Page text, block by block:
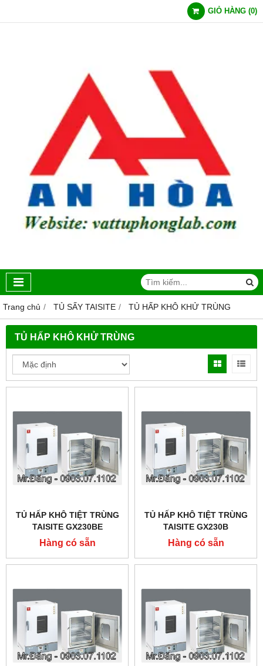
GIỎ HÀNG (0)
Trang chủ TỦ SẤY TAISITE TỦ HẤP KHÔ KHỬ TRÙNG
TỦ HẤP KHÔ KHỬ TRÙNG
TỦ HẤP KHÔ TIỆT TRÙNG
TAISITE GX230BE
Hàng có sẵn
TỦ HẤP KHÔ TIỆT TRÙNG
TAISITE GX230B
Hàng có sẵn